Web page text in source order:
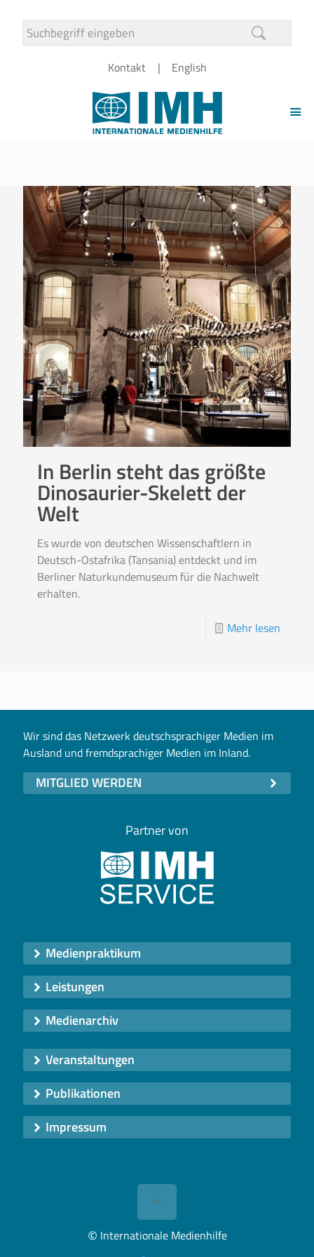
Kontakt English
In Berlin steht das größte
Dinosaurier-Skelett der
Welt
Es wurde von deutschen Wissenschaftlern in
Deutsch-Ostafrika (Tansania) entdeckt und im
Berliner Naturkundemuseum für die Nachwelt
erhalten.
Mehr lesen
Wir sind das Netzwerk deutschsprachiger Medien im
Ausland und fremdsprachiger Medien im Inland.
MITGLIED WERDEN
Partner von
Medienpraktikum
Leistungen
Medienarchiv
Veranstaltungen
Publikationen
Impressum
© Internationale Medienhilfe